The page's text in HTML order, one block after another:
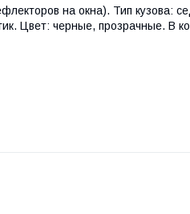
на окна). Тип кузова:
Цвет: черные, прозрачные. В